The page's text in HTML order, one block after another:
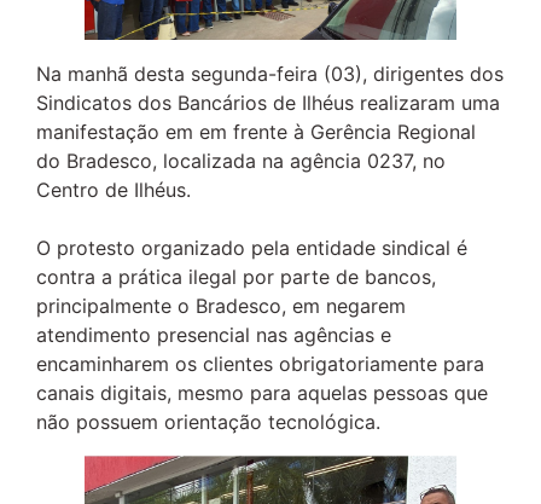
Na manhã desta segunda-feira (03), dirigentes dos
Sindicatos dos Bancários de Ilhéus realizaram uma
manifestação em em frente à Gerência Regional
do Bradesco, localizada na agência 0237, no
Centro de Ilhéus.
O protesto organizado pela entidade sindical é
contra a prática ilegal por parte de bancos,
principalmente o Bradesco, em negarem
atendimento presencial nas agências e
encaminharem os clientes obrigatoriamente para
canais digitais, mesmo para aquelas pessoas que
não possuem orientação tecnológica.